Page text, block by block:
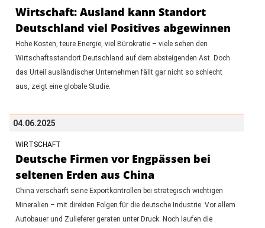
Wirtschaft: Ausland kann Standort
Deutschland viel Positives abgewinnen
Hohe Kosten, teure Energie, viel Bürokratie – viele sehen den
Wirtschaftsstandort Deutschland auf dem absteigenden Ast. Doch
das Urteil ausländischer Unternehmen fällt gar nicht so schlecht
aus, zeigt eine globale Studie.
04.06.2025
WIRTSCHAFT
Deutsche Firmen vor Engpässen bei
seltenen Erden aus China
China verschärft seine Exportkontrollen bei strategisch wichtigen
Mineralien – mit direkten Folgen für die deutsche Industrie. Vor allem
Autobauer und Zulieferer geraten unter Druck. Noch laufen die